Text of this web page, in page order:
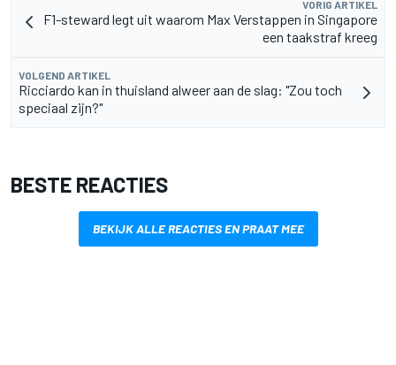
VORIG ARTIKEL
F1-steward legt uit waarom Max Verstappen in Singapore
een taakstraf kreeg
VOLGEND ARTIKEL
Ricciardo kan in thuisland alweer aan de slag: "Zou toch
speciaal zijn?"
BESTE REACTIES
BEKIJK ALLE REACTIES EN PRAAT MEE